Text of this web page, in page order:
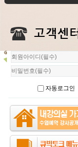
회
원
로
자동로그인